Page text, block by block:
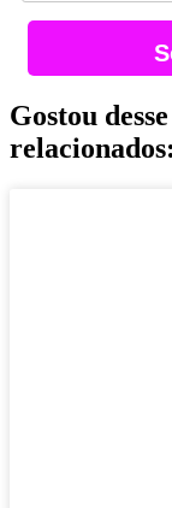
Gostou
relacionados: